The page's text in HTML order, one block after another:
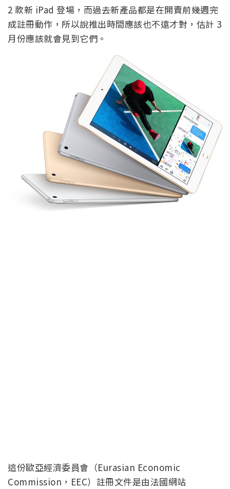
2 款新 iPad 登場，而過去新產品都是在開賣前幾週完
成註冊動作，所以說推出時間應該也不遠才對，估計 3
月份應該就會見到它們。
這份歐亞經濟委員會（Eurasian Economic
Commission，EEC）註冊文件是由法國網站